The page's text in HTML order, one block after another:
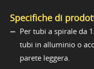
Specifiche di
Per tubi a spirale da
tubi in alluminio o
parete leggera.